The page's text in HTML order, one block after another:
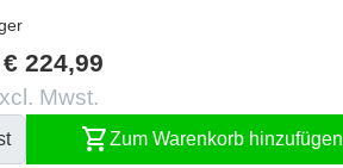
€ 224,99
Mwst.
shopping_cartZum Warenkorb hinzufügen